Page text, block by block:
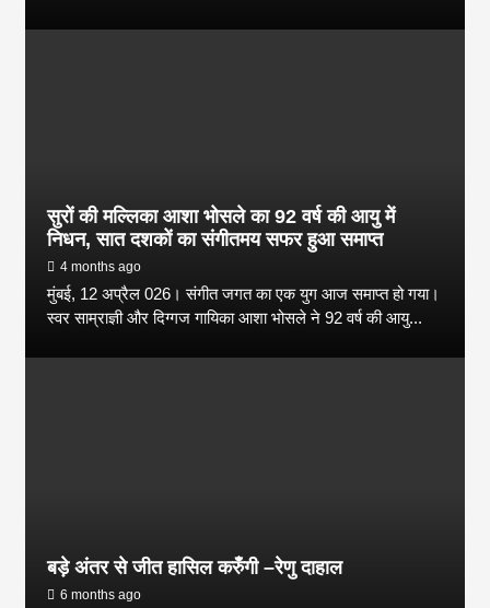
सुरों की मल्लिका आशा भोसले का 92 वर्ष की आयु में
निधन, सात दशकों का संगीतमय सफर हुआ समाप्त
4 months ago
मुंबई, 12 अप्रैल 026। संगीत जगत का एक युग आज समाप्त हो गया।
स्वर साम्राज्ञी और दिग्गज गायिका आशा भोसले ने 92 वर्ष की आयु...
बड़े अंतर से जीत हासिल करुँंगी –रेणु दाहाल
6 months ago